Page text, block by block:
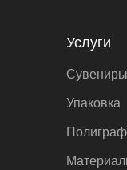
Услуги
Сувениры
Упаковка